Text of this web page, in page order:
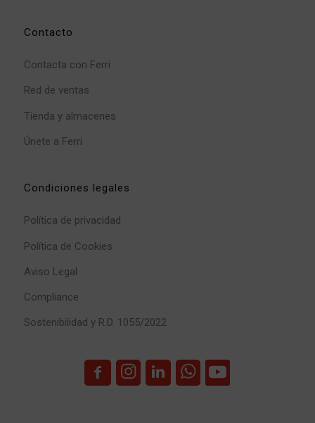
Contacto
Contacta con Ferri
Red de ventas
Tienda y almacenes
Únete a Ferri
Condiciones legales
Política de privacidad
Política de Cookies
Aviso Legal
Compliance
Sostenibilidad y R.D. 1055/2022